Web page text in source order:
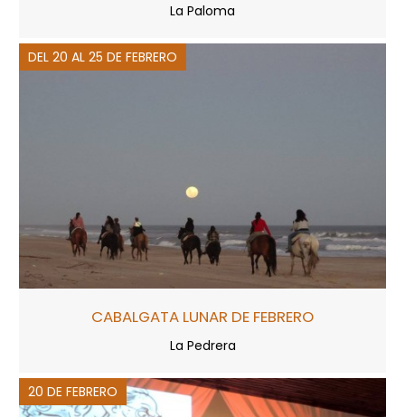
La Paloma
DEL 20 AL 25 DE FEBRERO
CABALGATA LUNAR DE FEBRERO
La Pedrera
20 DE FEBRERO